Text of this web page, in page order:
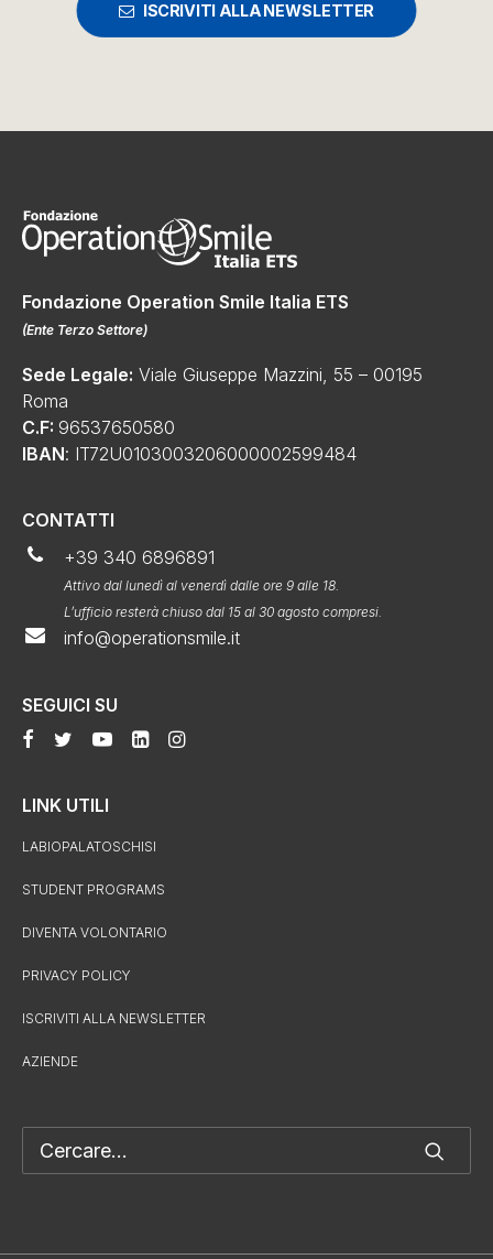
ISCRIVITI ALLA NEWSLETTER
Fondazione Operation Smile Italia ETS
(Ente Terzo Settore)
Sede Legale: Viale Giuseppe Mazzini, 55 – 00195
Roma
C.F: 96537650580
IBAN: IT72U0103003206000002599484
CONTATTI
+39 340 6896891
Attivo dal lunedì al venerdì dalle ore 9 alle 18.
L’ufficio resterà chiuso dal 15 al 30 agosto compresi.
info@operationsmile.it
SEGUICI SU
LINK UTILI
LABIOPALATOSCHISI
STUDENT PROGRAMS
DIVENTA VOLONTARIO
PRIVACY POLICY
ISCRIVITI ALLA NEWSLETTER
AZIENDE